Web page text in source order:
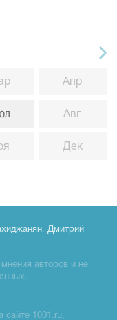
Апр
Авг
Дек
, Дмитрий
авторов и не
сайте 1001.ru,